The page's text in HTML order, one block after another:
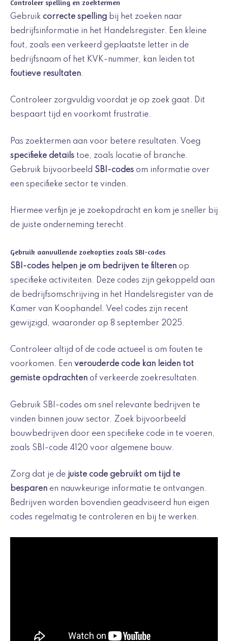
Controleer spelling en zoektermen
Gebruik correcte spelling bij het zoeken naar
bedrijfsinformatie in het Handelsregister. Een kleine
fout, zoals een verkeerd geplaatste letter in de
bedrijfsnaam of het KVK-nummer, kan leiden tot
foutieve resultaten.
Controleer zorgvuldig voordat je op zoek gaat. Dit
bespaart tijd en voorkomt frustratie.
Pas zoektermen aan voor betere resultaten. Voeg
specifieke details toe, zoals locatie of branche.
Gebruik bijvoorbeeld SBI-codes om informatie over
een specifieke sector te vinden.
Hiermee verfijn je je zoekopdracht en kom je sneller bij
de juiste onderneming terecht.
Gebruik aanvullende zoekopties zoals SBI-codes
SBI-codes helpen je om bedrijven te filteren op
specifieke activiteiten. Deze codes zijn gekoppeld aan
de bedrijfsomschrijving in het Handelsregister van de
Kamer van Koophandel. Veel codes zijn recent
gewijzigd, waaronder op 8 september 2025.
Controleer altijd of de code actueel is om fouten te
voorkomen. Een verouderde code kan leiden tot
gemiste opdrachten of verkeerde zoekresultaten.
Gebruik SBI-codes om snel relevante bedrijven te
vinden binnen jouw sector. Zoek bijvoorbeeld
bouwbedrijven door een specifieke code in te voeren,
zoals SBI-code 4120 voor algemene bouw.
Zorg dat je de juiste code gebruikt om tijd te
besparen en nauwkeurige informatie te ontvangen.
Bedrijven worden bovendien geadviseerd hun eigen
codes regelmatig te controleren en bij te werken.